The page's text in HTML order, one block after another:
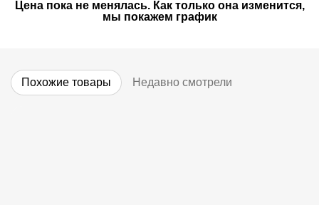
Цена пока не менялась. Как только она изменится,
мы покажем график
Похожие товары Недавно смотрели